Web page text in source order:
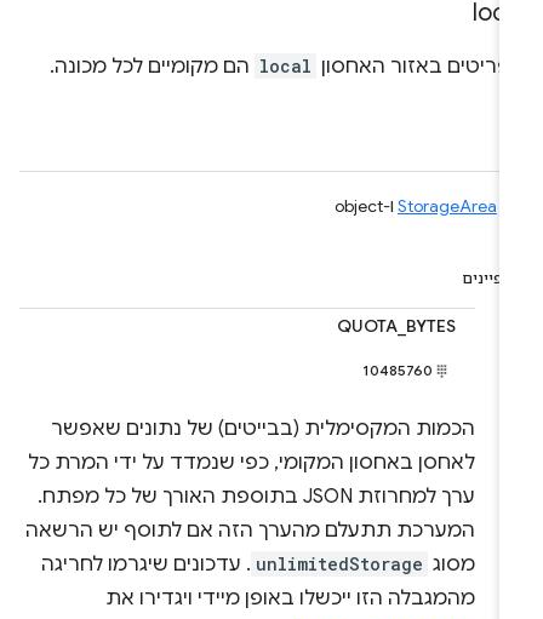
באזור האחסון local הם מקומיים לכל מכונה.
StorageAreaו-object
QUOTA_BYTES
10485760
הכמות המקסימלית (בבייטים) של נתונים שאפשר
לאחסן באחסון המקומי, כפי שנמדד על ידי המרת כל
ערך למחרוזת JSON בתוספת האורך של כל מפתח.
המערכת תתעלם מהערך הזה אם לתוסף יש הרשאה
מסוג unlimitedStorage . עדכונים שיגרמו לחריגה
מהמגבלה הזו ייכשלו באופן מיידי ויגדירו את